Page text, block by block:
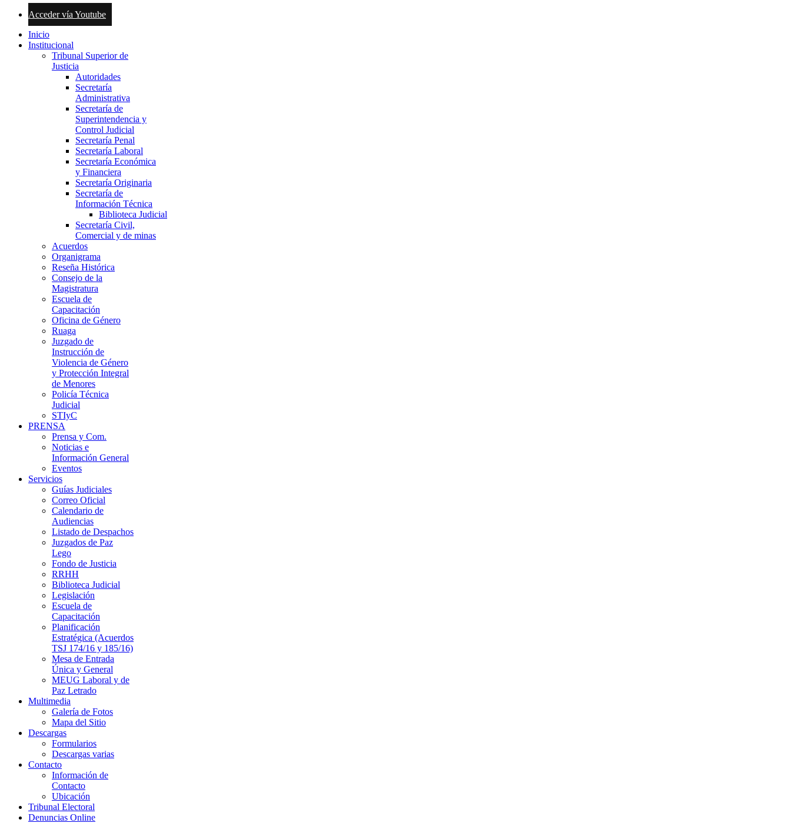
Acceder vía Youtube
Inicio
Institucional
Tribunal Superior de
Justicia
Autoridades
Secretaría
Administrativa
Secretaría de
Superintendencia y
Control Judicial
Secretaría Penal
Secretaría Laboral
Secretaría Económica
y Financiera
Secretaría Originaria
Secretaría de
Información Técnica
Biblioteca Judicial
Secretaría Civil,
Comercial y de minas
Acuerdos
Organigrama
Reseña Histórica
Consejo de la
Magistratura
Escuela de
Capacitación
Oficina de Género
Ruaga
Juzgado de
Instrucción de
Violencia de Género
y Protección Integral
de Menores
Policía Técnica
Judicial
STIyC
PRENSA
Prensa y Com.
Noticias e
Información General
Eventos
Servicios
Guías Judiciales
Correo Oficial
Calendario de
Audiencias
Listado de Despachos
Juzgados de Paz
Lego
Fondo de Justicia
RRHH
Biblioteca Judicial
Legislación
Escuela de
Capacitación
Planificación
Estratégica (Acuerdos
TSJ 174/16 y 185/16)
Mesa de Entrada
Única y General
MEUG Laboral y de
Paz Letrado
Multimedia
Galería de Fotos
Mapa del Sitio
Descargas
Formularios
Descargas varias
Contacto
Información de
Contacto
Ubicación
Tribunal Electoral
Denuncias Online